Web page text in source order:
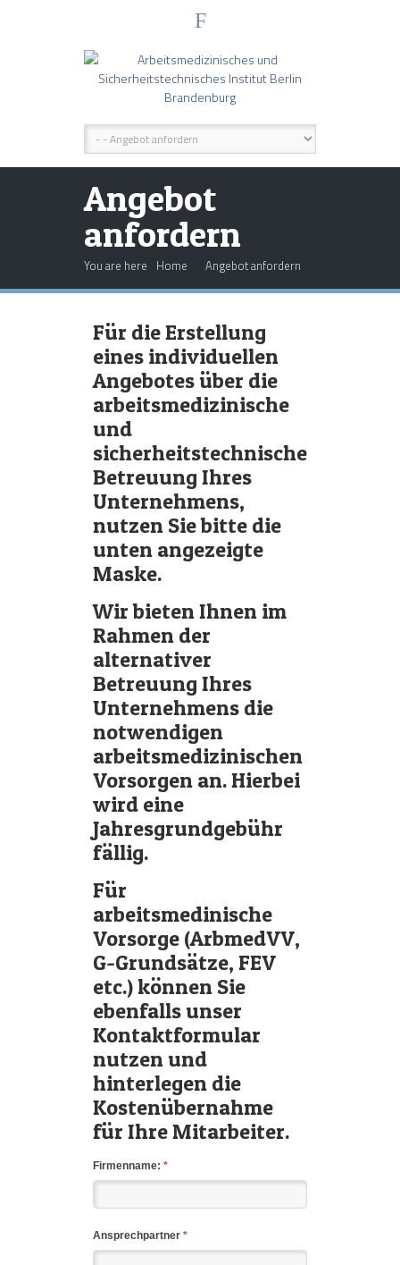
F
Angebot
anfordern
You are here Home Angebot anfordern
Für die Erstellung
eines individuellen
Angebotes über die
arbeitsmedizinische
und
sicherheitstechnische
Betreuung Ihres
Unternehmens,
nutzen Sie bitte die
unten angezeigte
Maske.
Wir bieten Ihnen im
Rahmen der
alternativer
Betreuung Ihres
Unternehmens die
notwendigen
arbeitsmedizinischen
Vorsorgen an. Hierbei
wird eine
Jahresgrundgebühr
fällig.
Für
arbeitsmedinische
Vorsorge (ArbmedVV,
G-Grundsätze, FEV
etc.) können Sie
ebenfalls unser
Kontaktformular
nutzen und
hinterlegen die
Kostenübernahme
für Ihre Mitarbeiter.
Firmenname: *
Ansprechpartner *